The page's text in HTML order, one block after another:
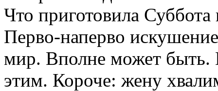
Что приготовила
Перво-наперво
мир. Вполне может быть.
этим. Короче: жену